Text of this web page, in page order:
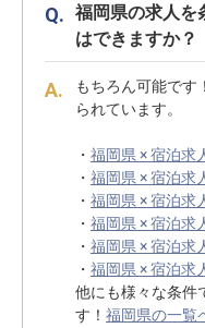
福岡県の求人を
はできますか？
もちろん可能です
られています。
・ 福岡県 × 宿泊求
・ 福岡県 × 宿泊求
・ 福岡県 × 宿泊求
・ 福岡県 × 宿泊求
・ 福岡県 × 宿泊求
・ 福岡県 × 宿泊求
他にも様々な条件
す！ 福岡県の一覧